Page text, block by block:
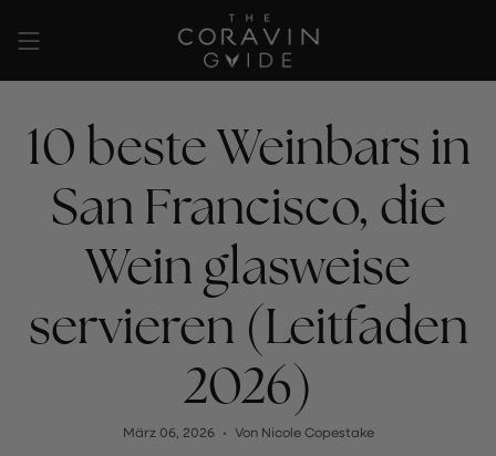
Inhalt
10 beste Weinbars in
San Francisco, die
Wein glasweise
servieren (Leitfaden
2026)
März 06, 2026 Von Nicole Copestake